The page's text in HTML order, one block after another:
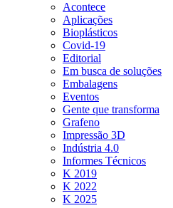
Acontece
Aplicações
Bioplásticos
Covid-19
Editorial
Em busca de soluções
Embalagens
Eventos
Gente que transforma
Grafeno
Impressão 3D
Indústria 4.0
Informes Técnicos
K 2019
K 2022
K 2025